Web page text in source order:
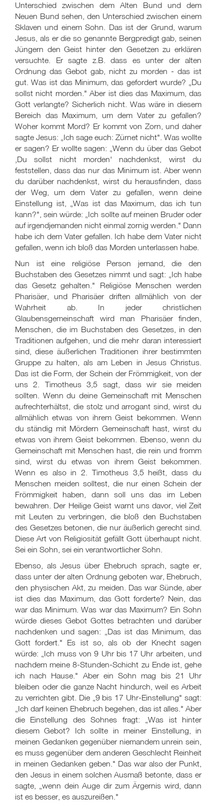
Unterschied zwischen dem Alten Bund und dem
Neuen Bund sehen, den Unterschied zwischen einem
Sklaven und einem Sohn. Das ist der Grund, warum
Jesus, als er die so genannte Bergpredigt gab, seinen
Jüngern den Geist hinter den Gesetzen zu erklären
versuchte. Er sagte z.B. dass es unter der alten
Ordnung das Gebot gab, nicht zu morden - das ist
gut. Was ist das Minimum, das gefordert wurde? „Du
sollst nicht morden." Aber ist dies das Maximum, das
Gott verlangte? Sicherlich nicht. Was wäre in diesem
Bereich das Maximum, um dem Vater zu gefallen?
Woher kommt Mord? Er kommt von Zorn, und daher
sagte Jesus: „Ich sage euch: Zürnet nicht". Was wollte
er sagen? Er wollte sagen: „Wenn du über das Gebot
‚Du sollst nicht morden' nachdenkst, wirst du
feststellen, dass das nur das Minimum ist. Aber wenn
du darüber nachdenkst, wirst du herausfinden, dass
der Weg, um dem Vater zu gefallen, wenn deine
Einstellung ist, „Was ist das Maximum, das ich tun
kann?", sein würde: „Ich sollte auf meinen Bruder oder
auf irgendjemanden nicht einmal zornig werden." Dann
habe ich dem Vater gefallen. Ich habe dem Vater nicht
gefallen, wenn ich bloß das Morden unterlassen habe.
Nun ist eine religiöse Person jemand, die den
Buchstaben des Gesetzes nimmt und sagt: „Ich habe
das Gesetz gehalten." Religiöse Menschen werden
Pharisäer, und Pharisäer driften allmählich von der
Wahrheit ab. In jeder christlichen
Glaubensgemeinschaft wird man Pharisäer finden,
Menschen, die im Buchstaben des Gesetzes, in den
Traditionen aufgehen, und die mehr daran interessiert
sind, diese äußerlichen Traditionen ihrer bestimmten
Gruppe zu halten, als am Leben in Jesus Christus.
Das ist die Form, der Schein der Frömmigkeit, von der
uns 2. Timotheus 3,5 sagt, dass wir sie meiden
sollten. Wenn du deine Gemeinschaft mit Menschen
aufrechterhältst, die stolz und arrogant sind, wirst du
allmählich etwas von ihrem Geist bekommen. Wenn
du ständig mit Mördern Gemeinschaft hast, wirst du
etwas von ihrem Geist bekommen. Ebenso, wenn du
Gemeinschaft mit Menschen hast, die rein und fromm
sind, wirst du etwas von ihrem Geist bekommen.
Wenn es also in 2. Timotheus 3,5 heißt, dass du
Menschen meiden solltest, die nur einen Schein der
Frömmigkeit haben, dann soll uns das im Leben
bewahren. Der Heilige Geist warnt uns davor, viel Zeit
mit Leuten zu verbringen, die bloß den Buchstaben
des Gesetzes betonen, die nur äußerlich gerecht sind.
Diese Art von Religiosität gefällt Gott überhaupt nicht.
Sei ein Sohn, sei ein verantwortlicher Sohn.
Ebenso, als Jesus über Ehebruch sprach, sagte er,
dass unter der alten Ordnung geboten war, Ehebruch,
den physischen Akt, zu meiden. Das war Sünde, aber
ist dies das Maximum, das Gott forderte? Nein, das
war das Minimum. Was war das Maximum? Ein Sohn
würde dieses Gebot Gottes betrachten und darüber
nachdenken und sagen: „Das ist das Minimum, das
Gott fordert." Es ist so, als ob der Knecht sagen
würde: „Ich muss von 9 Uhr bis 17 Uhr arbeiten, und
nachdem meine 8-Stunden-Schicht zu Ende ist, gehe
ich nach Hause." Aber ein Sohn mag bis 21 Uhr
bleiben oder die ganze Nacht hindurch, weil es Arbeit
zu verrichten gibt. Die „9 bis 17 Uhr-Einstellung" sagt:
„Ich darf keinen Ehebruch begehen, das ist alles." Aber
die Einstellung des Sohnes fragt: „Was ist hinter
diesem Gebot? Ich sollte in meiner Einstellung, in
meinen Gedanken gegenüber niemandem unrein sein,
es muss gegenüber dem anderen Geschlecht Reinheit
in meinen Gedanken geben." Das war also der Punkt,
den Jesus in einem solchen Ausmaß betonte, dass er
sagte, „wenn dein Auge dir zum Ärgernis wird, dann
ist es besser, es auszureißen."